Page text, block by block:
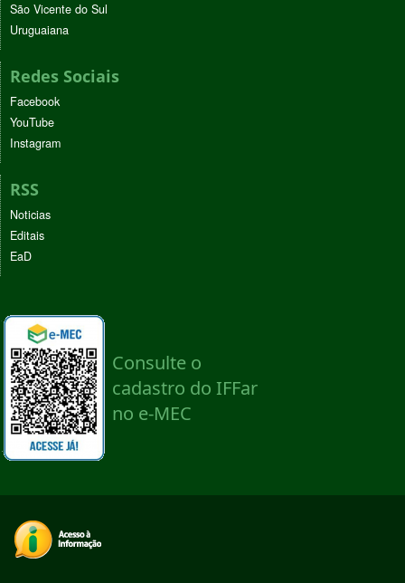
São Vicente do Sul
Uruguaiana
Redes Sociais
Facebook
YouTube
Instagram
RSS
Noticias
Editais
EaD